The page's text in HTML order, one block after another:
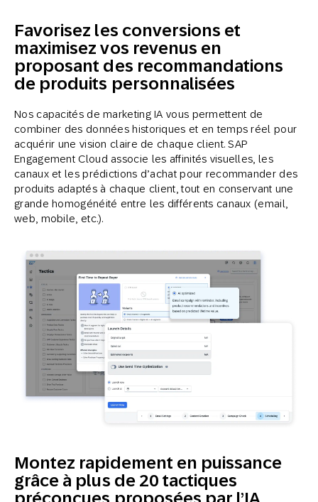
Favorisez les conversions et
maximisez vos revenus en
proposant des recommandations
de produits personnalisées
Nos capacités de marketing IA vous permettent de
combiner des données historiques et en temps réel pour
acquérir une vision claire de chaque client. SAP
Engagement Cloud associe les affinités visuelles, les
canaux et les prédictions d’achat pour recommander des
produits adaptés à chaque client, tout en conservant une
grande homogénéité entre les différents canaux (email,
web, mobile, etc.).
Montez rapidement en puissance
grâce à plus de 20 tactiques